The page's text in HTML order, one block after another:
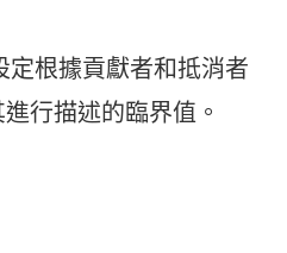
定根據貢獻者和抵消者
行描述的臨界值。